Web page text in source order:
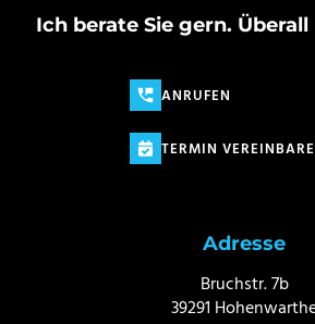
Ich berate Sie gern.
ANRUFEN
TERMIN
Adresse
Bruchstr. 7b
39291